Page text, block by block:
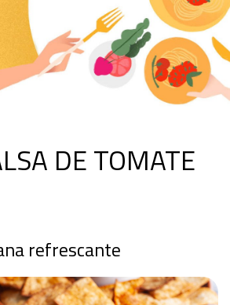
DE TOMATE
refrescante